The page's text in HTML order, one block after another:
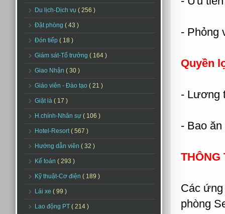
Du lịch-Dịch vụ ( 256 )
Đặt phòng ( 43 )
Đón tiếp ( 18 )
Giám sát-Tổ trưởng ( 164 )
Giao Nhận ( 30 )
Giáo viên - Đào tạo ( 21 )
Giặt là ( 17 )
H.chính-Nhân sự ( 106 )
Hotel-Resort( 567 )
Hướng dẫn viên ( 32 )
Kế toán ( 293 )
Kỹ thuật-Cơ điện ( 189 )
Lái xe ( 99 )
Lao động PT ( 214 )
- Phỏng
Quyền
- Lương
- Bao
THÔNG
Các
phòng